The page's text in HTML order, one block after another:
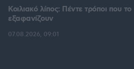
Κοιλιακό λίπος: Πέντε τρόποι που το
εξαφανίζουν
07.08.2026, 09:01